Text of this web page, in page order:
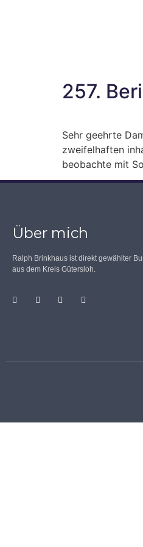
257.
Sehr geehrte
zweifelhaften
beobachte mit
Über mich
Ralph Brinkhaus ist direkt gewählter
aus dem Kreis Gütersloh.